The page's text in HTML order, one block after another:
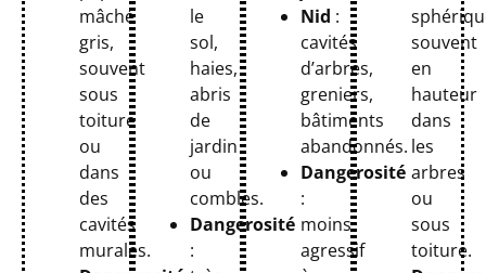
mâché
gris,
souvent
sous
toiture
ou
dans
des
cavités
murales.
le
sol,
haies,
abris
de
jardin
ou
combles.
Dangerosité
:
Nid :
cavités
d’arbres,
greniers,
bâtiments
abandonnés.
Dangerosité
:
moins
agressif
souvent
en
hauteur
dans
les
arbres
ou
sous
toiture.